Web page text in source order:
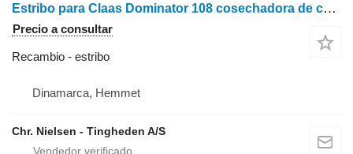
Estribo para Claas Dominator 108 cosechadora de cereales
Precio a consultar
Recambio - estribo
Dinamarca, Hemmet
Chr. Nielsen - Tingheden A/S